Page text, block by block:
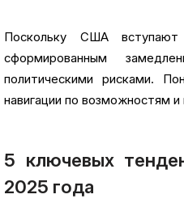
Поскольку США
сформированным
политическими рисками.
навигации по возможностям и
5 ключевых
2025 года